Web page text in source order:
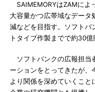
SAIMEMORYはZAMによ
大容量かつ広帯域なデータ
減などを目指す。ソフトバ
トタイプ作製までで約30億
ソフトバンクの広報担当
ーションをとってきたが、
より関係を深めていくこ